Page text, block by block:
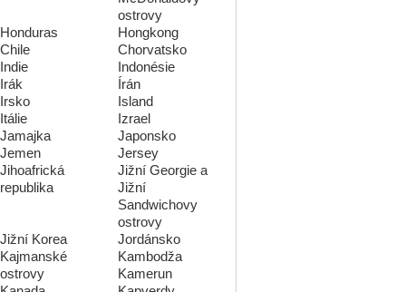
ostrovy
Honduras
Hongkong
Chile
Chorvatsko
Indie
Indonésie
Irák
Írán
Irsko
Island
Itálie
Izrael
Jamajka
Japonsko
Jemen
Jersey
Jihoafrická
republika
Jižní Georgie a
Jižní
Sandwichovy
ostrovy
Jižní Korea
Jordánsko
Kajmanské
ostrovy
Kambodža
Kamerun